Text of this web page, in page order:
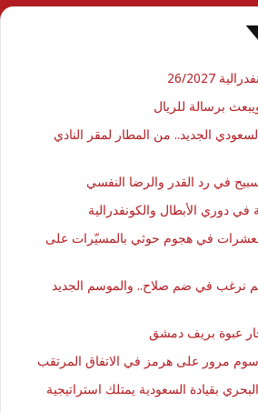
26/2027
برسالة للريال
الجديد.. من المطار لمقر النادي
في رد القدر والرضا النفسي
دوري الأبطال والكونفدرالية
العشرات في هجوم حوثي بالمسيّرات على
نرغب في ضم صلاح.. والموسم الجديد
عبوة بريف دمشق
مرور على هرمز في الاتفاق المرتقب
بقيادة السعودية يمتلك استراتيجية